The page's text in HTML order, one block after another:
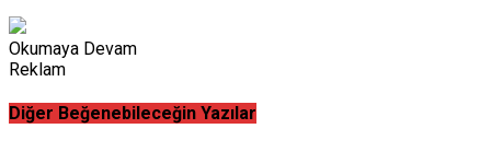
Okumaya Devam
Reklam
Diğer Beğenebileceğin Yazılar